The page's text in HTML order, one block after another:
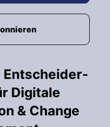
Entscheider-
Digitale
& Change